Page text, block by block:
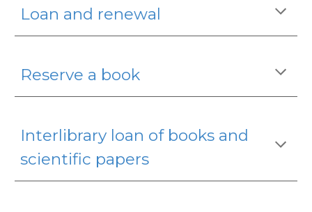
Loan and renewal
Reserve a book
Interlibrary loan of books and
scientific papers